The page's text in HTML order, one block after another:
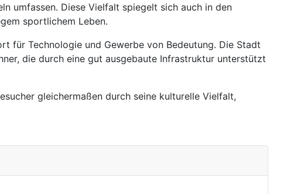
umfassen. Diese Vielfalt spiegelt sich auch in den
sportlichem Leben.
für Technologie und Gewerbe von Bedeutung. Die Stadt
die durch eine gut ausgebaute Infrastruktur unterstützt
gleichermaßen durch seine kulturelle Vielfalt,